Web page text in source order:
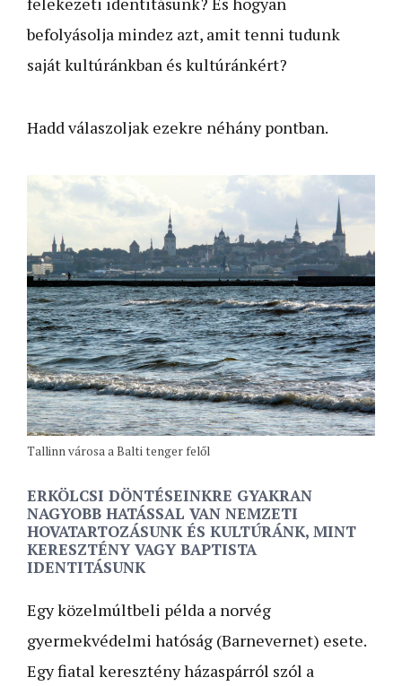
befolyásolja mindez azt, amit tenni tudunk
saját kultúránkban és kultúránkért?
Hadd válaszoljak ezekre néhány pontban.
Tallinn városa a Balti tenger felől
ERKÖLCSI DÖNTÉSEINKRE GYAKRAN
NAGYOBB HATÁSSAL VAN NEMZETI
HOVATARTOZÁSUNK ÉS KULTÚRÁNK, MINT
KERESZTÉNY VAGY BAPTISTA
IDENTITÁSUNK
Egy közelmúltbeli példa a norvég
gyermekvédelmi hatóság (Barnevernet) esete.
Egy fiatal keresztény házaspárról szól a